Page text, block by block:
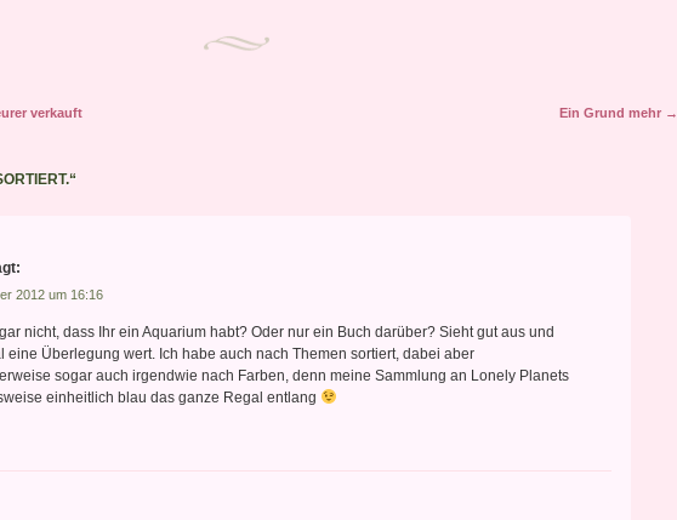
verkauft Ein Grund mehr →
“
2012 um 16:16
nicht, dass Ihr ein Aquarium habt? Oder nur ein Buch darüber? Sieht gut aus und
eine Überlegung wert. Ich habe auch nach Themen sortiert, dabei aber
sogar auch irgendwie nach Farben, denn meine Sammlung an Lonely Planets
einheitlich blau das ganze Regal entlang